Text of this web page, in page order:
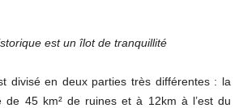
est un îlot de tranquillité
divisé en deux parties très différentes : la
de 45 km² de ruines et à 12km à l’est du